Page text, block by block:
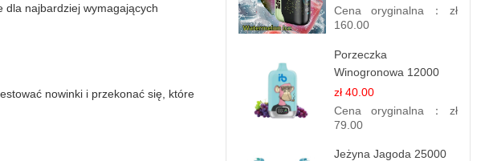
dla najbardziej wymagających
nowinki i przekonać się, które
papieros Jednorazowy
Cena oryginalna： zł
160.00
Porzeczka
Winogronowa 12000
Puffów | Jednorazowy
E-papieros | Owocowy
Miks
zł 40.00
Cena oryginalna： zł
79.00
Jeżyna Jagoda 25000